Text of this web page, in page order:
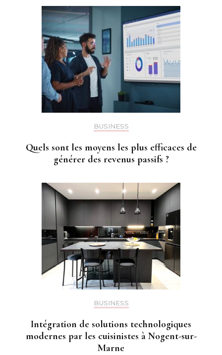
BUSINESS
Quels sont les moyens les plus efficaces de
générer des revenus passifs ?
BUSINESS
Intégration de solutions technologiques
modernes par les cuisinistes à Nogent-sur-
Marne